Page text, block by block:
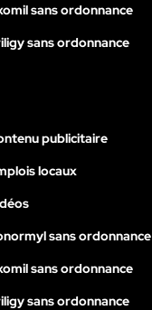
sans ordonnance
sans ordonnance
publicitaire
locaux
sans ordonnance
sans ordonnance
sans ordonnance